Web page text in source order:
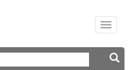
Toggle